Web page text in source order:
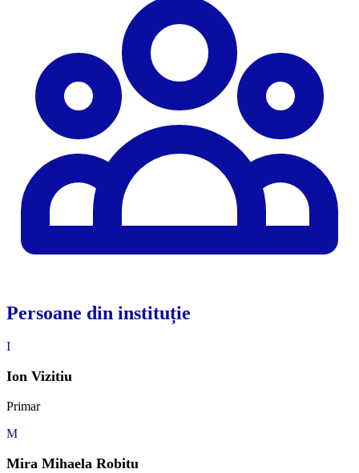
Persoane din instituție
I
Ion Vizitiu
Primar
M
Mira Mihaela Robitu